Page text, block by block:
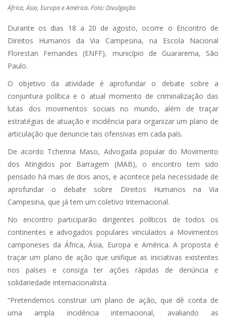
África, Ásia, Europa e América. Foto: Divulgação
Durante os dias 18 a 20 de agosto, ocorre o Encontro de
Direitos Humanos da Via Campesina, na Escola Nacional
Florestan Fernandes (ENFF), município de Guararema, São
Paulo.
O objetivo da atividade é aprofundar o debate sobre a
conjuntura política e o atual momento de criminalização das
lutas dos movimentos sociais no mundo, além de traçar
estratégias de atuação e incidência para organizar um plano de
articulação que denuncie tais ofensivas em cada país.
De acordo Tchenna Maso, Advogada popular do Movimento
dos Atingidos por Barragem (MAB), o encontro tem sido
pensado há mais de dois anos, e acontece pela necessidade de
aprofundar o debate sobre Direitos Humanos na Via
Campesina, que já tem um coletivo Internacional.
No encontro participarão dirigentes políticos de todos os
continentes e advogados populares vinculados a Movimentos
camponeses da África, Ásia, Europa e América. A proposta é
traçar um plano de ação que unifique as iniciativas existentes
nos países e consiga ter ações rápidas de denúncia e
solidariedade internacionalista.
“Pretendemos construir um plano de ação, que dê conta de
uma ampla incidência internacional, avaliando as